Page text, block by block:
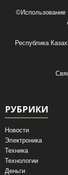
©Использование
Республика
РУБРИКИ
Новости
Электроника
Техника
Технологии
Деньги